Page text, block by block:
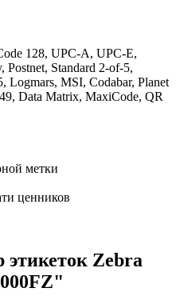
128, UPC-A, UPC-E,
Standard 2-of-5,
Logmars, MSI, Codabar, Planet
Data Matrix, MaxiCode, QR
метки
ценников
Zebra